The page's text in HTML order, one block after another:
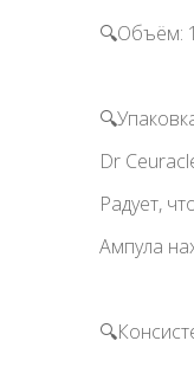
🔍Объём:
Dr
Радует,
Ампула